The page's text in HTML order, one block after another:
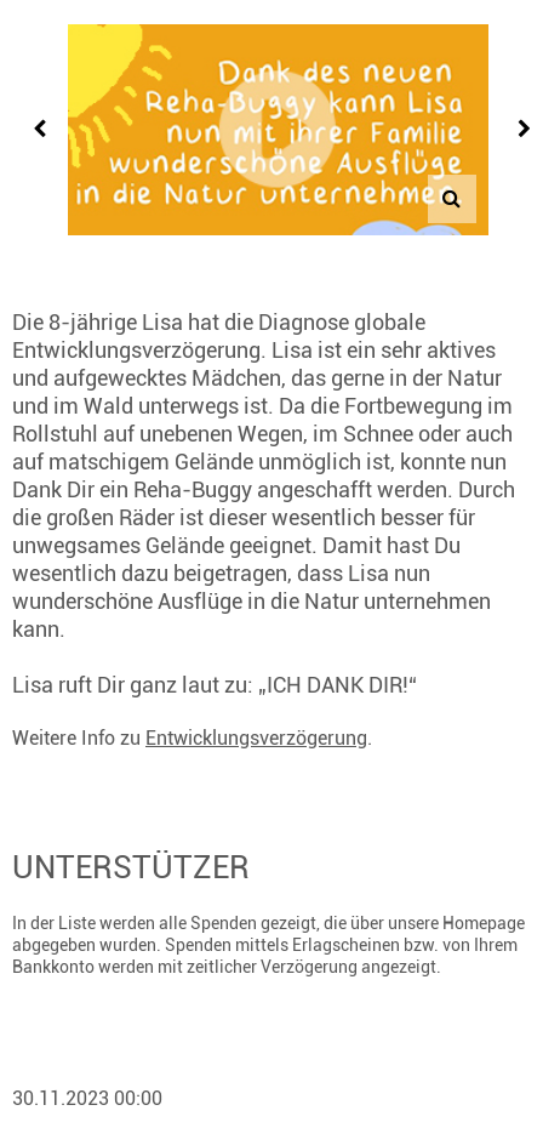
Die 8-jährige Lisa hat die Diagnose globale
Entwicklungsverzögerung. Lisa ist ein sehr aktives
und aufgewecktes Mädchen, das gerne in der Natur
und im Wald unterwegs ist. Da die Fortbewegung im
Rollstuhl auf unebenen Wegen, im Schnee oder auch
auf matschigem Gelände unmöglich ist, konnte nun
Dank Dir ein Reha-Buggy angeschafft werden. Durch
die großen Räder ist dieser wesentlich besser für
unwegsames Gelände geeignet. Damit hast Du
wesentlich dazu beigetragen, dass Lisa nun
wunderschöne Ausflüge in die Natur unternehmen
kann.
Lisa ruft Dir ganz laut zu: „ICH DANK DIR!“
Weitere Info zu Entwicklungsverzögerung.
UNTERSTÜTZER
In der Liste werden alle Spenden gezeigt, die über unsere Homepage
abgegeben wurden. Spenden mittels Erlagscheinen bzw. von Ihrem
Bankkonto werden mit zeitlicher Verzögerung angezeigt.
30.11.2023 00:00